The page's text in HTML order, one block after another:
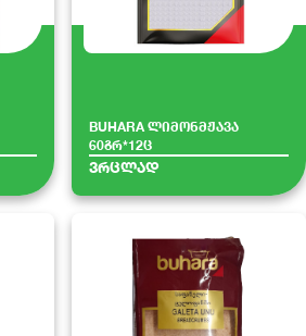
BUHARA ლიმონმჟავა
60გრ*12ც
ვრცლად